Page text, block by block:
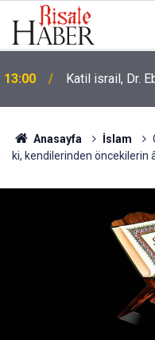
10:30
İslâm
özellikleri
Anasayfa İslam
ki, kendilerinden öncekilerin